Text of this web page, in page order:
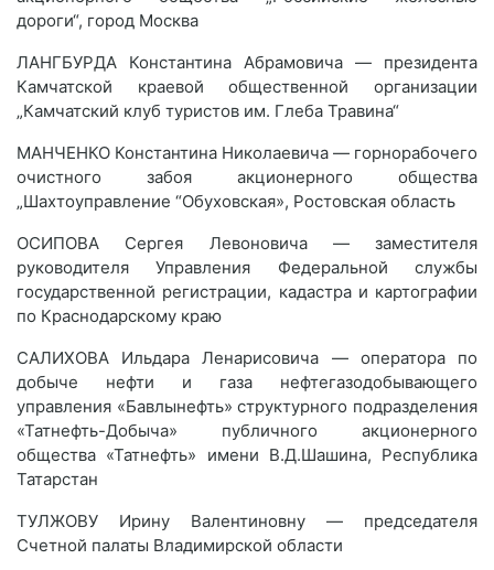
дороги“, город Москва
ЛАНГБУРДА Константина Абрамовича — президента
Камчатской краевой общественной организации
„Камчатский клуб туристов им. Глеба Травина“
МАНЧЕНКО Константина Николаевича — горнорабочего
очистного забоя акционерного общества
„Шахтоуправление “Обуховская», Ростовская область
ОСИПОВА Сергея Левоновича — заместителя
руководителя Управления Федеральной службы
государственной регистрации, кадастра и картографии
по Краснодарскому краю
САЛИХОВА Ильдара Ленарисовича — оператора по
добыче нефти и газа нефтегазодобывающего
управления «Бавлынефть» структурного подразделения
«Татнефть-Добыча» публичного акционерного
общества «Татнефть» имени В.Д.Шашина, Республика
Татарстан
ТУЛЖОВУ Ирину Валентиновну — председателя
Счетной палаты Владимирской области